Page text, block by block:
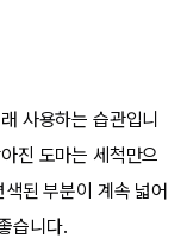
사용하는 습관입니
진 도마는 세척만으
된 부분이 계속 넓어
습니다.